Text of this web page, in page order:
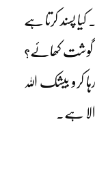
پسند کرتا ہے
گوشت کھائے؟
کرو بیشک اللہ
ہے۔